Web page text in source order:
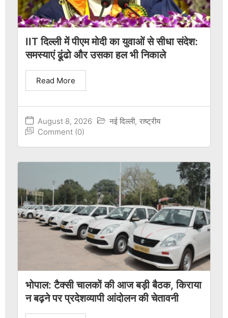
IIT दिल्ली में पीएम मोदी का युवाओं से सीधा संदेश:
समस्याएं ढूंढो और उसका हल भी निकाले
August 8, 2026 नई दिल्ली, राष्ट्रीय
Comment (0)
Read More
भोपाल: टैक्सी चालकों की आज बड़ी बैठक, किराया
न बढ़ने पर प्रदेशव्यापी आंदोलन की चेतावनी